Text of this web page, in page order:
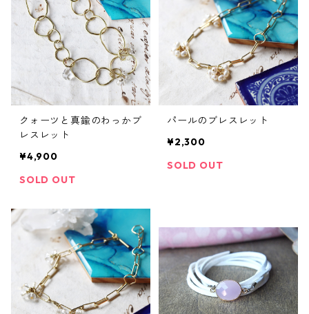
クォーツと真鍮のわっかブ
レスレット
¥4,900
SOLD OUT
パールのブレスレット
¥2,300
SOLD OUT